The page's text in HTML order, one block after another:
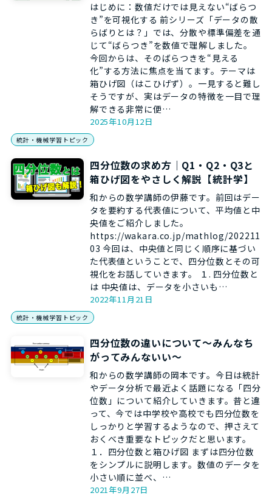
はじめに：数値だけでは見えない“ばらつ
き”を可視化する 前シリーズ「データの散
らばりとは？」では、分散や標準偏差を通
じて“ばらつき”を数値で理解しました。
今回からは、そのばらつきを“見える
化”する方法に焦点を当てます。テーマは
箱ひげ図（はこひげず）。一見すると難し
そうですが、実はデータの特徴を一目で理
解できる非常に便…
2025年10月12日
統計・機械学習トピック
四分位数の求め方｜Q1・Q2・Q3と
箱ひげ図をやさしく解説【統計学】
和からの数学講師の伊藤です。前回はデー
タを要約する代表値について、平均値と中
央値をご紹介しました。
https://wakara.co.jp/mathlog/202211
03 今回は、中央値と同じく順序に基づい
た代表値ということで、四分位数とその可
視化をお話していきます。 １. 四分位数と
は 中央値は、データを小さいも…
2022年11月21日
統計・機械学習トピック
四分位数の違いについて～みんなち
がってみんないい～
和からの数学講師の岡本です。今日は統計
やデータ分析で最近よく話題になる「四分
位数」について紹介していきます。昔と違
って、今では中学校や高校でも四分位数を
しっかりと学習するようなので、押さえて
おくべき重要なトピックだと思います。
１．四分位数と箱ひげ図 まずは四分位数
をシンプルに説明します。数値のデータを
小さい順に並べ、…
2021年9月27日